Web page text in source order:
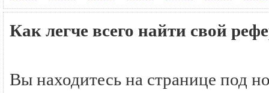
Как легче всего найти свой
Вы находитесь на странице под